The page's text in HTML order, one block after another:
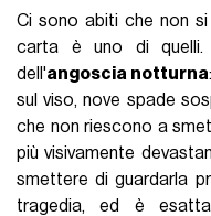
Ci sono abiti che non
carta è uno di quelli.
dell'angoscia notturna
sul viso, nove spade
che non riescono a
più visivamente
smettere di guardarla
tragedia, ed è